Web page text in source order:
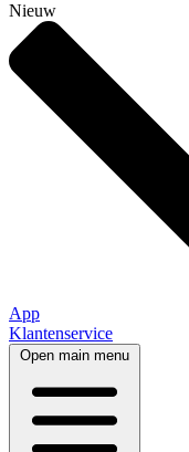
Nieuw
App
Klantenservice
Open main menu